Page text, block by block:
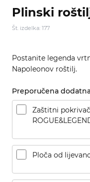
Plinski
Št. izdelka: 177
Postanite legenda
Napoleonov roštilj.
Preporučena
Zaštitni
Ploča od